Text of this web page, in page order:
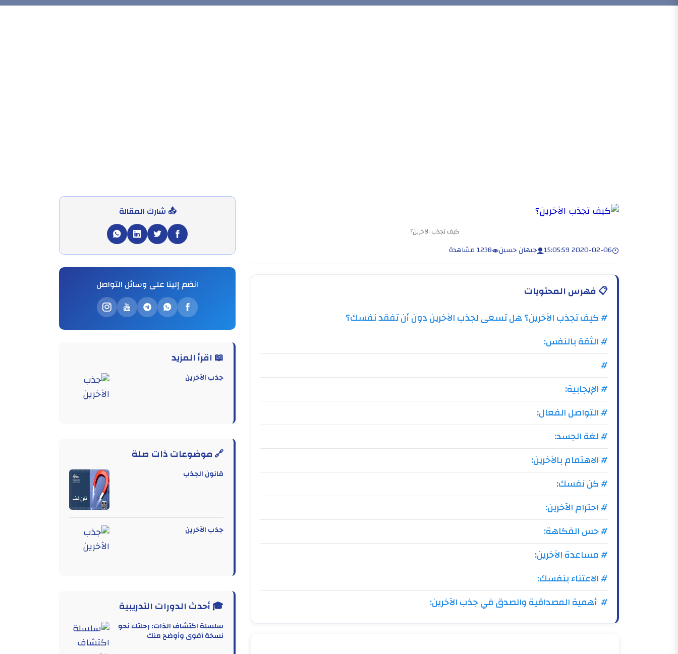
كيف تجذب الآخرين؟
2020-02-06 15:05:59 جيهان حسين 1238 مشاهدة
📋فهرس المحتويات
# كيف تجذب الآخرين؟ هل تسعى لجذب الآخرين دون أن تفقد نفسك؟
# الثقة بالنفس:
#
# الإيجابية:
# التواصل الفعال:
# لغة الجسد:
# الاهتمام بالآخرين:
# كن نفسك:
# احترام الآخرين:
# حس الفكاهة:
# مساعدة الآخرين:
# الاعتناء بنفسك:
# أهمية المصداقية والصدق في جذب الآخرين:
📤 شارك المقالة
انضم إلينا على وسائل التواصل
📖 اقرأ المزيد
جذب الآخرين
🔗 موضوعات ذات صلة
قانون الجذب
جذب الآخرين
🎓 أحدث الدورات التدريبية
سلسلة اكتشاف الذات: رحلتك نحو
نسخة أقوى وأوضح منك